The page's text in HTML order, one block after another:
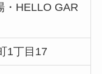
・HELLO GAR
1丁目17